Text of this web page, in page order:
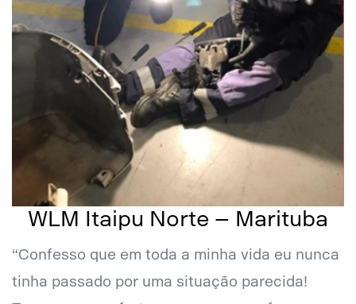
WLM Itaipu Norte – Marituba
“Confesso que em toda a minha vida eu nunca
tinha passado por uma situação parecida!